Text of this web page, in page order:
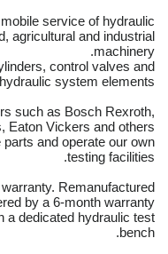
service of hydraulic
agricultural and industrial
machinery.
control valves and
system elements.
such as Bosch Rexroth,
Eaton Vickers and others.
and operate our own
testing facilities.
Remanufactured
by a 6-month warranty.
a dedicated hydraulic test
bench.